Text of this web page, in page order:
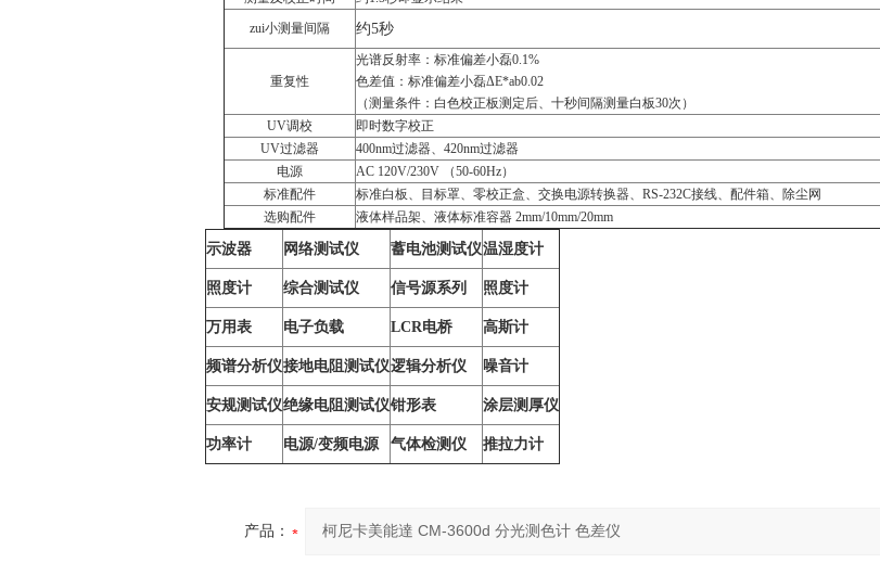
zui小测量间隔
约5秒
重复性
光谱反射率：标准偏差小磊0.1%
色差值：标准偏差小磊ΔE*ab0.02
（测量条件：白色校正板测定后、十秒间隔测量白板30次）
UV调校
即时数字校正
UV过滤器
400nm过滤器、420nm过滤器
电源
AC 120V/230V （50-60Hz）
标准配件
标准白板、目标罩、零校正盒、交换电源转换器、RS-232C接线、配件箱、除尘网
选购配件
液体样品架、液体标准容器 2mm/10mm/20mm
示波器 网络测试仪 蓄电池测试仪温湿度计
照度计 综合测试仪 信号源系列 照度计
万用表 电子负载 LCR电桥 高斯计
频谱分析仪接地电阻测试仪逻辑分析仪 噪音计
安规测试仪绝缘电阻测试仪钳形表 涂层测厚仪
功率计 电源/变频电源 气体检测仪 推拉力计
产品：